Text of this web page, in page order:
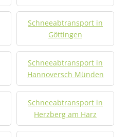
Schneeabtransport in
Göttingen
Schneeabtransport in
Hannoversch Münden
Schneeabtransport in
Herzberg am Harz